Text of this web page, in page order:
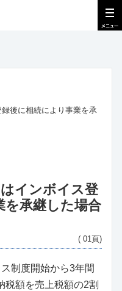
後に相続により事業を承
インボイス登
を承継した場合
( 01頁)
制度開始から3年間
税額を売上税額の2割